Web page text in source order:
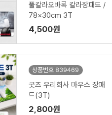
풀칼라오바록 칼라장패드 /
78×30cm 3T
4,500원
상품번호 839469
굿즈 우리회사 마우스 장패
드(3T)
2,800원